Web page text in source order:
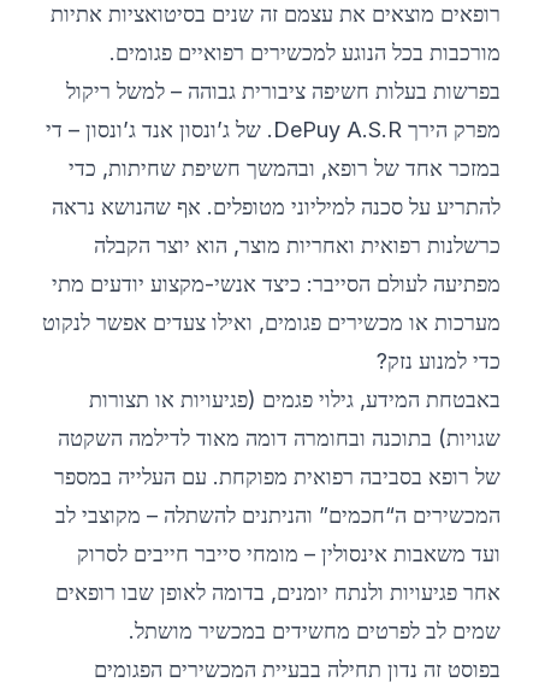
רופאים מוצאים את עצמם זה שנים בסיטואציות אתיות
מורכבות בכל הנוגע למכשירים רפואיים פגומים.
בפרשות בעלות חשיפה ציבורית גבוהה – למשל ריקול
מפרק הירך DePuy A.S.R. של ג’ונסון אנד ג’ונסון – די
במזכר אחד של רופא, ובהמשך חשיפת שחיתות, כדי
להתריע על סכנה למיליוני מטופלים. אף שהנושא נראה
כרשלנות רפואית ואחריות מוצר, הוא יוצר הקבלה
מפתיעה לעולם הסייבר: כיצד אנשי-מקצוע יודעים מתי
מערכות או מכשירים פגומים, ואילו צעדים אפשר לנקוט
כדי למנוע נזק?
באבטחת המידע, גילוי פגמים (פגיעויות או תצורות
שגויות) בתוכנה ובחומרה דומה מאוד לדילמה השקטה
של רופא בסביבה רפואית מפוקחת. עם העלייה במספר
המכשירים ה“חכמים” והניתנים להשתלה – מקוצבי לב
ועד משאבות אינסולין – מומחי סייבר חייבים לסרוק
אחר פגיעויות ולנתח יומנים, בדומה לאופן שבו רופאים
שמים לב לפרטים מחשידים במכשיר מושתל.
בפוסט זה נדון תחילה בבעיית המכשירים הפגומים